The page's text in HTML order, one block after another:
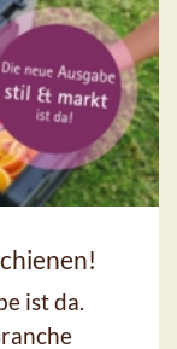
ist da.